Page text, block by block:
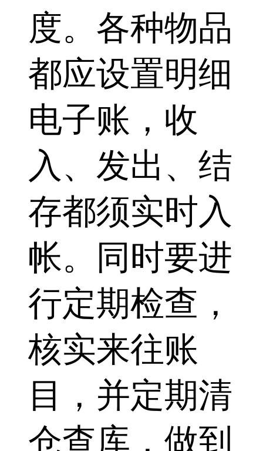
度。各种物品
都应设置明细
电子账，收
入、发出、结
存都须实时入
帐。同时要进
行定期检查，
核实来往账
目，并定期清
仓查库，做到